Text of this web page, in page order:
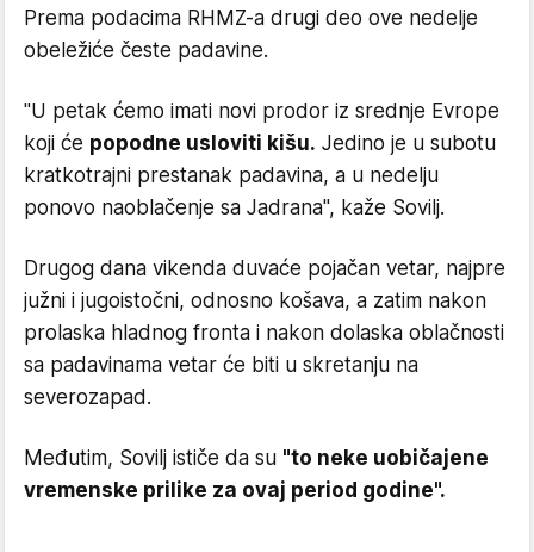
Prema podacima RHMZ-a drugi deo ove nedelje
obeležiće česte padavine.
"U petak ćemo imati novi prodor iz srednje Evrope
koji će popodne usloviti kišu. Jedino je u subotu
kratkotrajni prestanak padavina, a u nedelju
ponovo naoblačenje sa Jadrana", kaže Sovilj.
Drugog dana vikenda duvaće pojačan vetar, najpre
južni i jugoistočni, odnosno košava, a zatim nakon
prolaska hladnog fronta i nakon dolaska oblačnosti
sa padavinama vetar će biti u skretanju na
severozapad.
Međutim, Sovilj ističe da su "to neke uobičajene
vremenske prilike za ovaj period godine".